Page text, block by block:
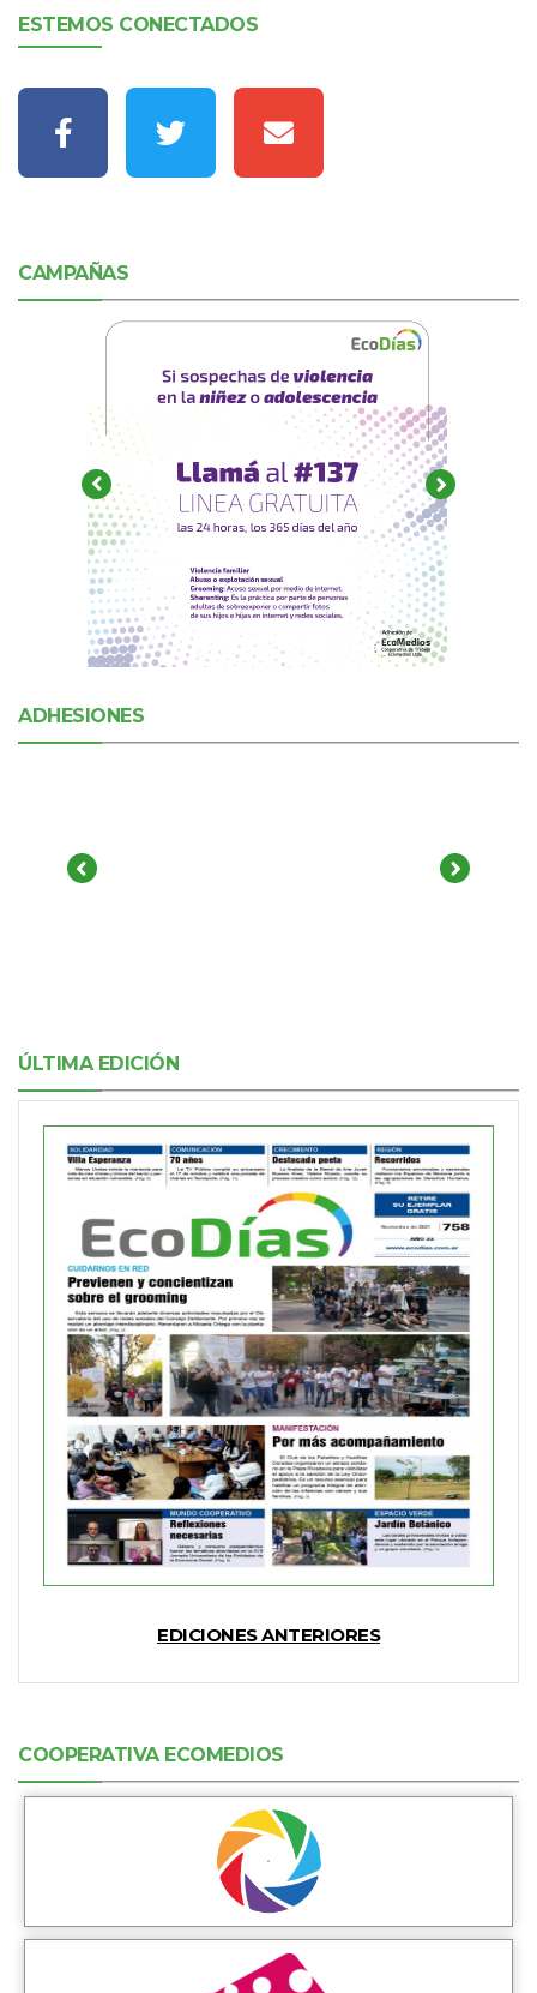
ESTEMOS CONECTADOS
CAMPAÑAS
ADHESIONES
ÚLTIMA EDICIÓN
EDICIONES ANTERIORES
COOPERATIVA ECOMEDIOS